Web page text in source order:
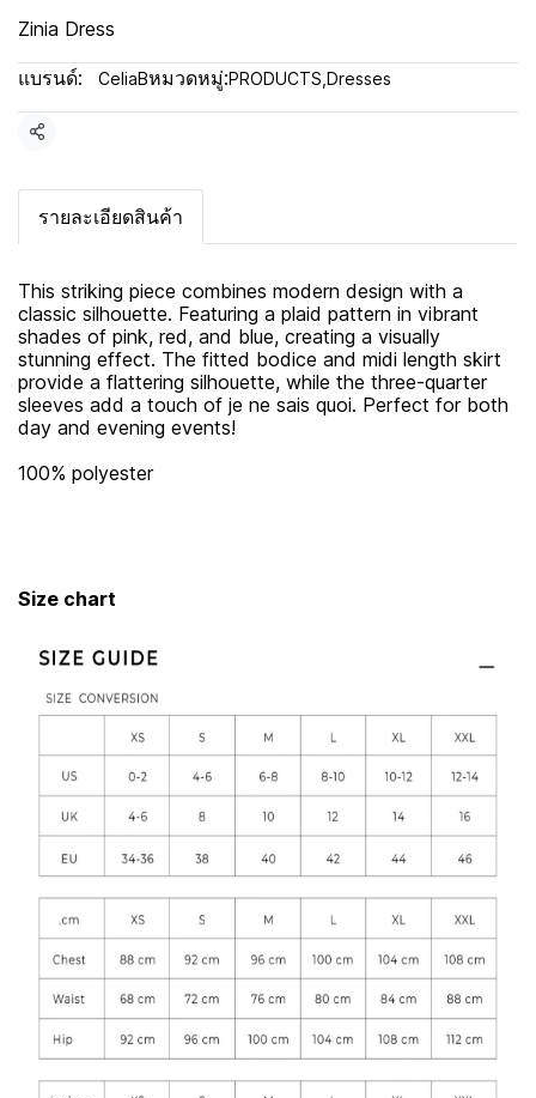
Zinia Dress
แบรนด์: CeliaBหมวดหมู่:PRODUCTS Dresses
แชร์
รายละเอียดสินค้า
This striking piece combines modern design with a
classic silhouette. Featuring a plaid pattern in vibrant
shades of pink, red, and blue, creating a visually
stunning effect. The fitted bodice and midi length skirt
provide a flattering silhouette, while the three-quarter
sleeves add a touch of je ne sais quoi. Perfect for both
day and evening events!
100% polyester
Size chart